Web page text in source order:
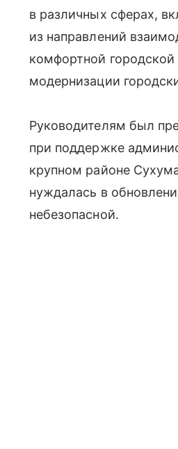
в различных сферах,
из направлений
комфортной
модернизации
Руководителям был
при поддержке
крупном районе
нуждалась в
небезопасной.